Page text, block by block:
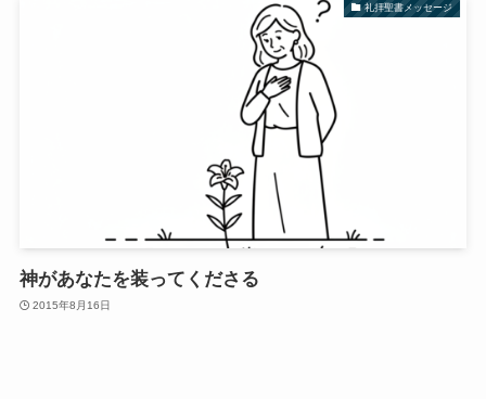
礼拝聖書メッセージ
神があなたを装ってくださる
2015年8月16日